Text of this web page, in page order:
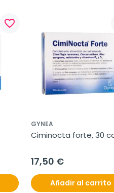
favorite_border
GYNEA
Ciminocta forte, 30
17,50 €
Añadir al carrito